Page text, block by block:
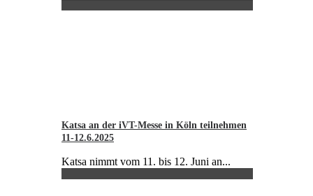
Katsa an der iVT-Messe in Köln teilnehmen
11-12.6.2025
Katsa nimmt vom 11. bis 12. Juni an...